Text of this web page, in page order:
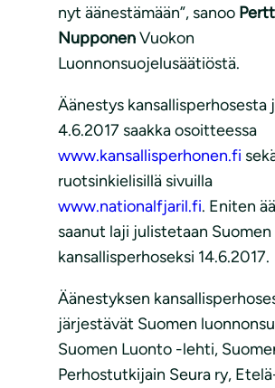
nyt äänestämään”, sanoo
NupponenVuokon
Luonnonsuojelusäätiöstä.
Äänestys kansallisperhosesta
4.6.2017 saakka osoitteessa
www.kansallisperhonen.fi
ruotsinkielisillä sivuilla
www.nationalfjaril.fi. Eniten
saanut laji julistetaan Suomen
kansallisperhoseksi 14.6.2017.
Äänestyksen
järjestävät Suomen
Suomen Luonto -lehti,
Perhostutkijain Seura ry,